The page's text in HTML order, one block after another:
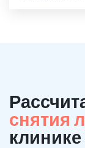
снятия